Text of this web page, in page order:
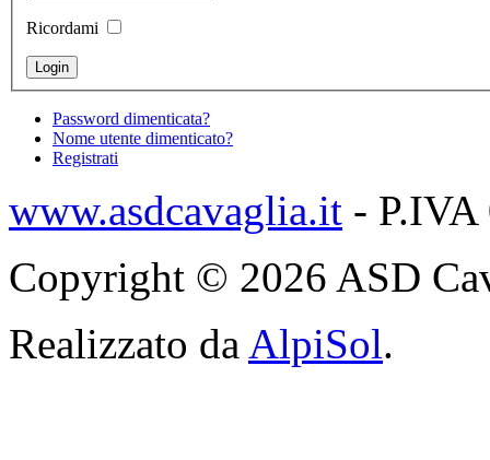
Ricordami
Password dimenticata?
Nome utente dimenticato?
Registrati
www.asdcavaglia.it -
Copyright © 2026 ASD
Realizzato da AlpiSol.